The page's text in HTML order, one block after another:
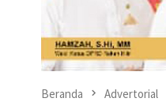
Beranda Advertorial